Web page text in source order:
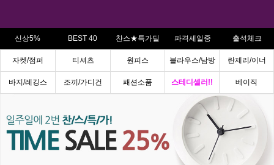
신상5% BEST 40 찬스★특가딜 파격세일중 출석체크
자켓/점퍼 티셔츠 원피스 블라우스/남방 란제리/이너
바지/레깅스 조끼/가디건 패션소품 스테디셀러!! 베이직